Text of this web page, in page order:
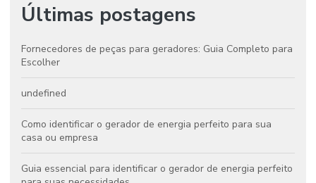
Últimas postagens
Fornecedores de peças para geradores: Guia Completo para
Escolher
undefined
Como identificar o gerador de energia perfeito para sua
casa ou empresa
Guia essencial para identificar o gerador de energia perfeito